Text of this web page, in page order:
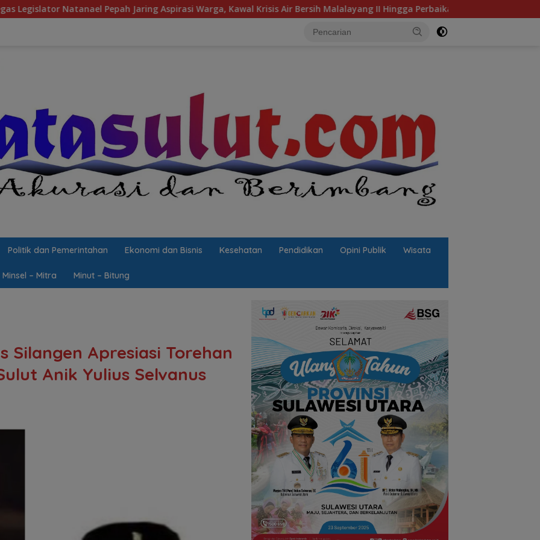
Jaring Aspirasi Warga, Kawal Krisis Air Bersih Malalayang II Hingga Perbaikan Infrastruktur Jalan Berlubang Picu
Politik dan Pemerintahan Ekonomi dan Bisnis Kesehatan Pendidikan Opini Publik Wisata
Minsel – Mitra Minut – Bitung
Silangen Apresiasi Torehan
Anik Yulius Selvanus